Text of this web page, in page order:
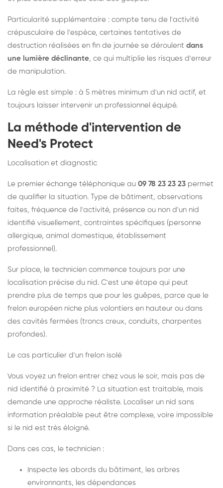
Particularité supplémentaire : compte tenu de l'activité
crépusculaire de l'espèce, certaines tentatives de
destruction réalisées en fin de journée se déroulent dans
une lumière déclinante, ce qui multiplie les risques d'erreur
de manipulation.
La règle est simple : à 5 mètres minimum d'un nid actif, et
toujours laisser intervenir un professionnel équipé.
La méthode d'intervention de
Need's Protect
Localisation et diagnostic
Le premier échange téléphonique au 09 78 23 23 23 permet
de qualifier la situation. Type de bâtiment, observations
faites, fréquence de l'activité, présence ou non d'un nid
identifié visuellement, contraintes spécifiques (personne
allergique, animal domestique, établissement
professionnel).
Sur place, le technicien commence toujours par une
localisation précise du nid. C'est une étape qui peut
prendre plus de temps que pour les guêpes, parce que le
frelon européen niche plus volontiers en hauteur ou dans
des cavités fermées (troncs creux, conduits, charpentes
profondes).
Le cas particulier d'un frelon isolé
Vous voyez un frelon entrer chez vous le soir, mais pas de
nid identifié à proximité ? La situation est traitable, mais
demande une approche réaliste. Localiser un nid sans
information préalable peut être complexe, voire impossible
si le nid est très éloigné.
Dans ces cas, le technicien :
Inspecte les abords du bâtiment, les arbres
environnants, les dépendances